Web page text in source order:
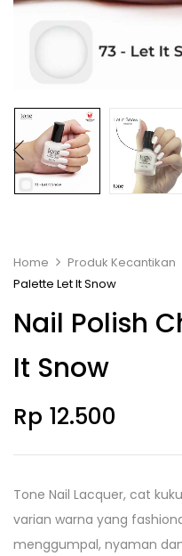
Home Produk Kecantikan
Palette Let It Snow
Nail Polish
It Snow
Rp 12.500
Tone Nail Lacquer, cat
varian warna yang
menggumpal, nyaman